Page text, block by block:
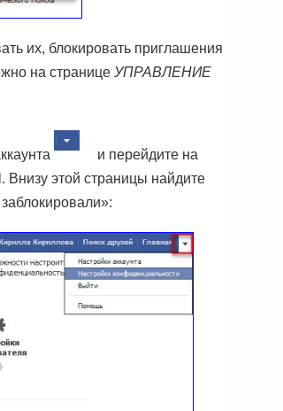
их, блокировать приглашения
на странице УПРАВЛЕНИЕ
и перейдите на
. Внизу этой страницы найдите